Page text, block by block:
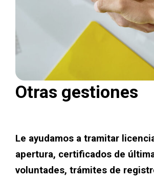
Otras gestiones
Le ayudamos a tramitar
apertura, certificados de
voluntades, trámites de